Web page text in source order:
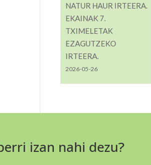
NATUR HAUR IRTEERA.
EKAINAK 7.
TXIMELETAK
EZAGUTZEKO
IRTEERA.
2026-05-26
izan nahi dezu?